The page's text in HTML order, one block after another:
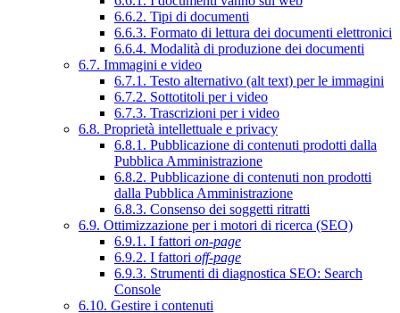
6.6.2. Tipi di documenti
6.6.3. Formato di lettura dei documenti elettronici
6.6.4. Modalità di produzione dei documenti
6.7. Immagini e video
6.7.1. Testo alternativo (alt text) per le immagini
6.7.2. Sottotitoli per i video
6.7.3. Trascrizioni per i video
6.8. Proprietà intellettuale e privacy
6.8.1. Pubblicazione di contenuti prodotti dalla
Pubblica Amministrazione
6.8.2. Pubblicazione di contenuti non prodotti
dalla Pubblica Amministrazione
6.8.3. Consenso dei soggetti ritratti
6.9. Ottimizzazione per i motori di ricerca (SEO)
6.9.1. I fattori on-page
6.9.2. I fattori off-page
6.9.3. Strumenti di diagnostica SEO: Search
Console
6.10. Gestire i contenuti